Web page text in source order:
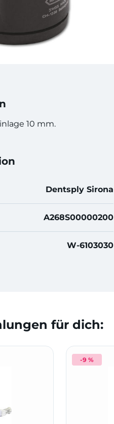
10 mm.
Dentsply Sirona
A268S00000200
W-6103030
für dich:
-9 %